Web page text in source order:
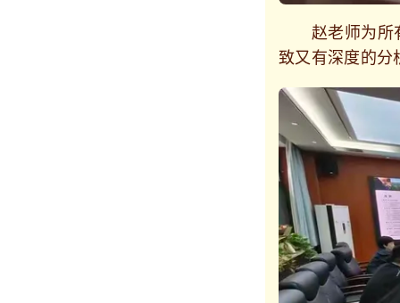
赵老师为所有
致又有深度的分